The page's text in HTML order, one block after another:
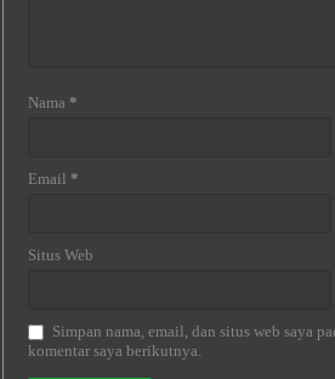
Nama *
Email *
Situs Web
Simpan nama, email, dan situs web saya
komentar saya berikutnya.